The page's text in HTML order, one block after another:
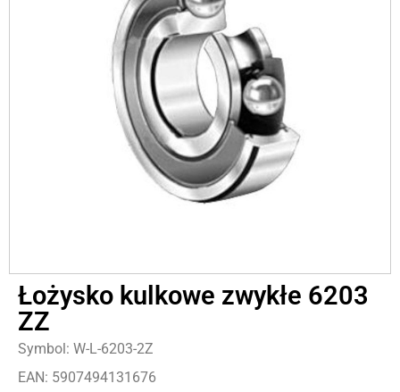
Łożysko kulkowe zwykłe 6203
ZZ
Symbol: W-L-6203-2Z
EAN: 5907494131676